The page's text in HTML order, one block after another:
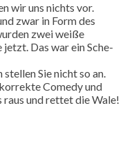
wir uns nichts vor.
zwar in Form des
zwei weiße
Das war ein Sche-
Sie nicht so an.
Comedy und
und rettet die Wale!